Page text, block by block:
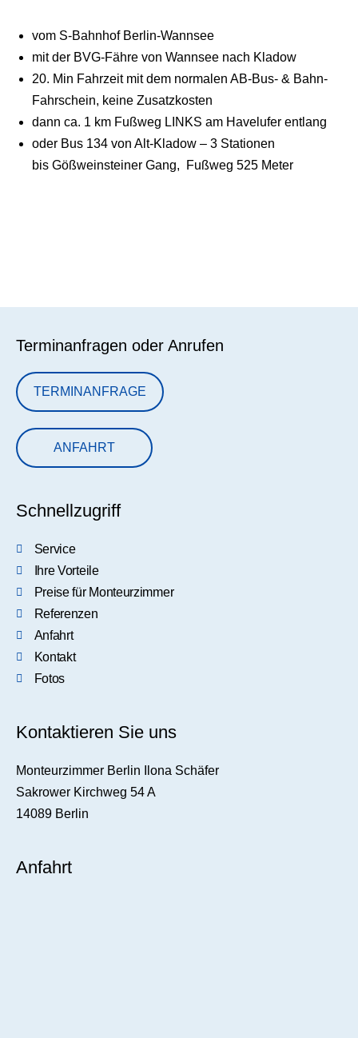
vom S-Bahnhof Berlin-Wannsee
mit der BVG-Fähre von Wannsee nach Kladow
20. Min Fahrzeit mit dem normalen AB-Bus- & Bahn-
Fahrschein, keine Zusatzkosten
dann ca. 1 km Fußweg LINKS am Havelufer entlang
oder Bus 134 von Alt-Kladow – 3 Stationen
bis Gößweinsteiner Gang, Fußweg 525 Meter
Terminanfragen oder Anrufen
TERMINANFRAGE
ANFAHRT
Schnellzugriff
Service
Ihre Vorteile
Preise für Monteurzimmer
Referenzen
Anfahrt
Kontakt
Fotos
Kontaktieren Sie uns
Monteurzimmer Berlin Ilona Schäfer
Sakrower Kirchweg 54 A
14089 Berlin
Anfahrt